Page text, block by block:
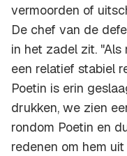
vermoorden of
De chef van de
in het zadel zit.
een relatief stabiel
Poetin is erin
drukken, we zien
rondom Poetin en
redenen om hem